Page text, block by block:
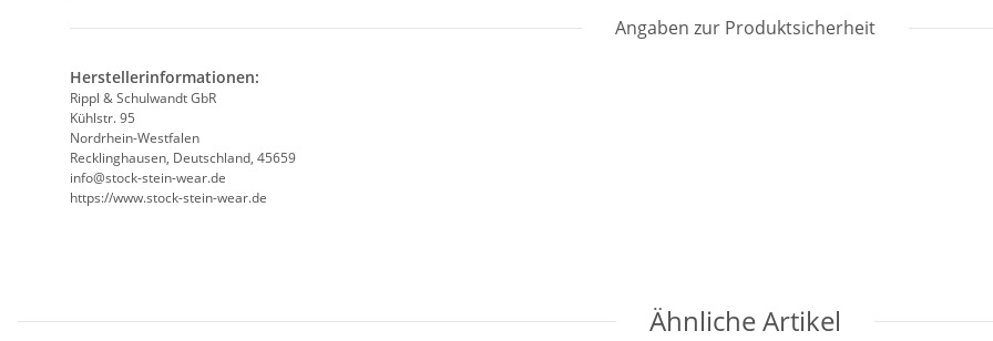
Angaben zur Produktsicherheit
Herstellerinformationen:
Rippl & Schulwandt GbR
Kühlstr. 95
Nordrhein-Westfalen
Recklinghausen, Deutschland, 45659
info@stock-stein-wear.de
https://www.stock-stein-wear.de
Ähnliche Artikel